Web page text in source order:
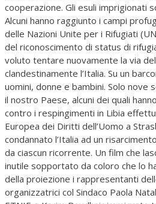
cooperazione. Gli esuli imprigionati
Alcuni hanno raggiunto i campi
delle Nazioni Unite per i Rifugiati
del riconoscimento di status di
voluto tentare nuovamente la via
clandestinamente l’Italia. Su un
uomini, donne e bambini. Solo nove
il nostro Paese, alcuni dei quali
contro i respingimenti in Libia
Europea dei Diritti dell’Uomo a
condannato l’Italia ad un
da ciascun ricorrente. Un film che
inutile sopportato da coloro che lo
della proiezione i rappresentanti
organizzatrici col Sindaco Paola